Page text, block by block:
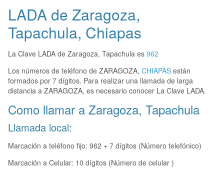
LADA de Zaragoza,
Tapachula, Chiapas
La Clave LADA de Zaragoza, Tapachula es 962
Los números de teléfono de ZARAGOZA, CHIAPAS están
formados por 7 dígitos. Para realizar una llamada de larga
distancia a ZARAGOZA, es necesario conocer La Clave LADA.
Como llamar a Zaragoza, Tapachula
Llamada local:
Marcación a teléfono fijo: 962 + 7 dígitos (Número telefónico)
Marcación a Celular: 10 dígitos (Número de celular )